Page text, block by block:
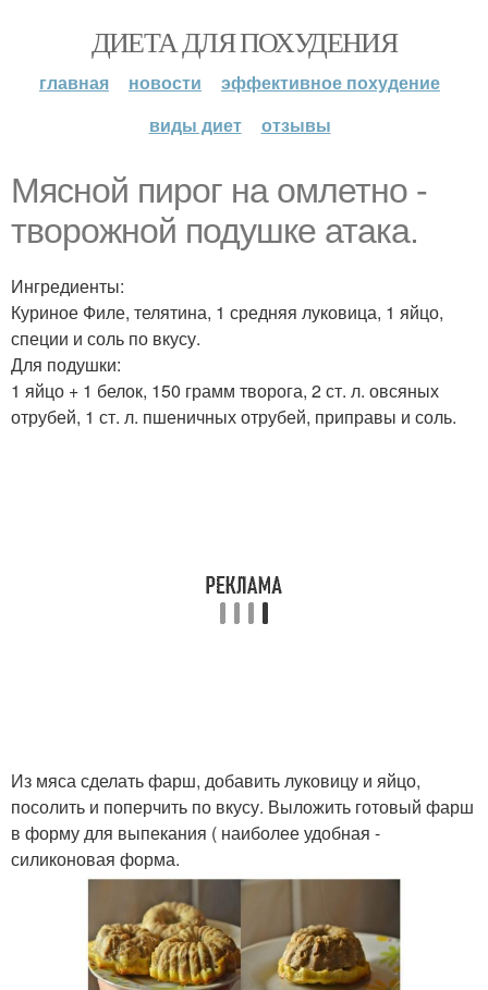
ДИЕТА ДЛЯ ПОХУДЕНИЯ
главная новости
эффективное похудение
виды диет
отзывы
Мясной пирог на омлетно -
творожной подушке атака.
Ингредиенты:
Куриное Филе, телятина, 1 средняя луковица, 1 яйцо,
специи и соль по вкусу.
Для подушки:
1 яйцо + 1 белок, 150 грамм творога, 2 ст. л. овсяных
отрубей, 1 ст. л. пшеничных отрубей, приправы и соль.
Из мяса сделать фарш, добавить луковицу и яйцо,
посолить и поперчить по вкусу. Выложить готовый фарш
в форму для выпекания ( наиболее удобная -
силиконовая форма.